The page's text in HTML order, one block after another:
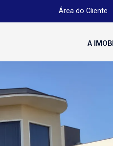
Área do Cliente
A